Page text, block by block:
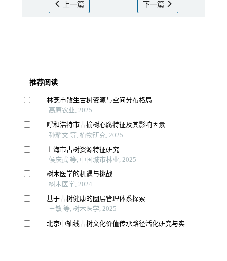
上一篇 下一篇